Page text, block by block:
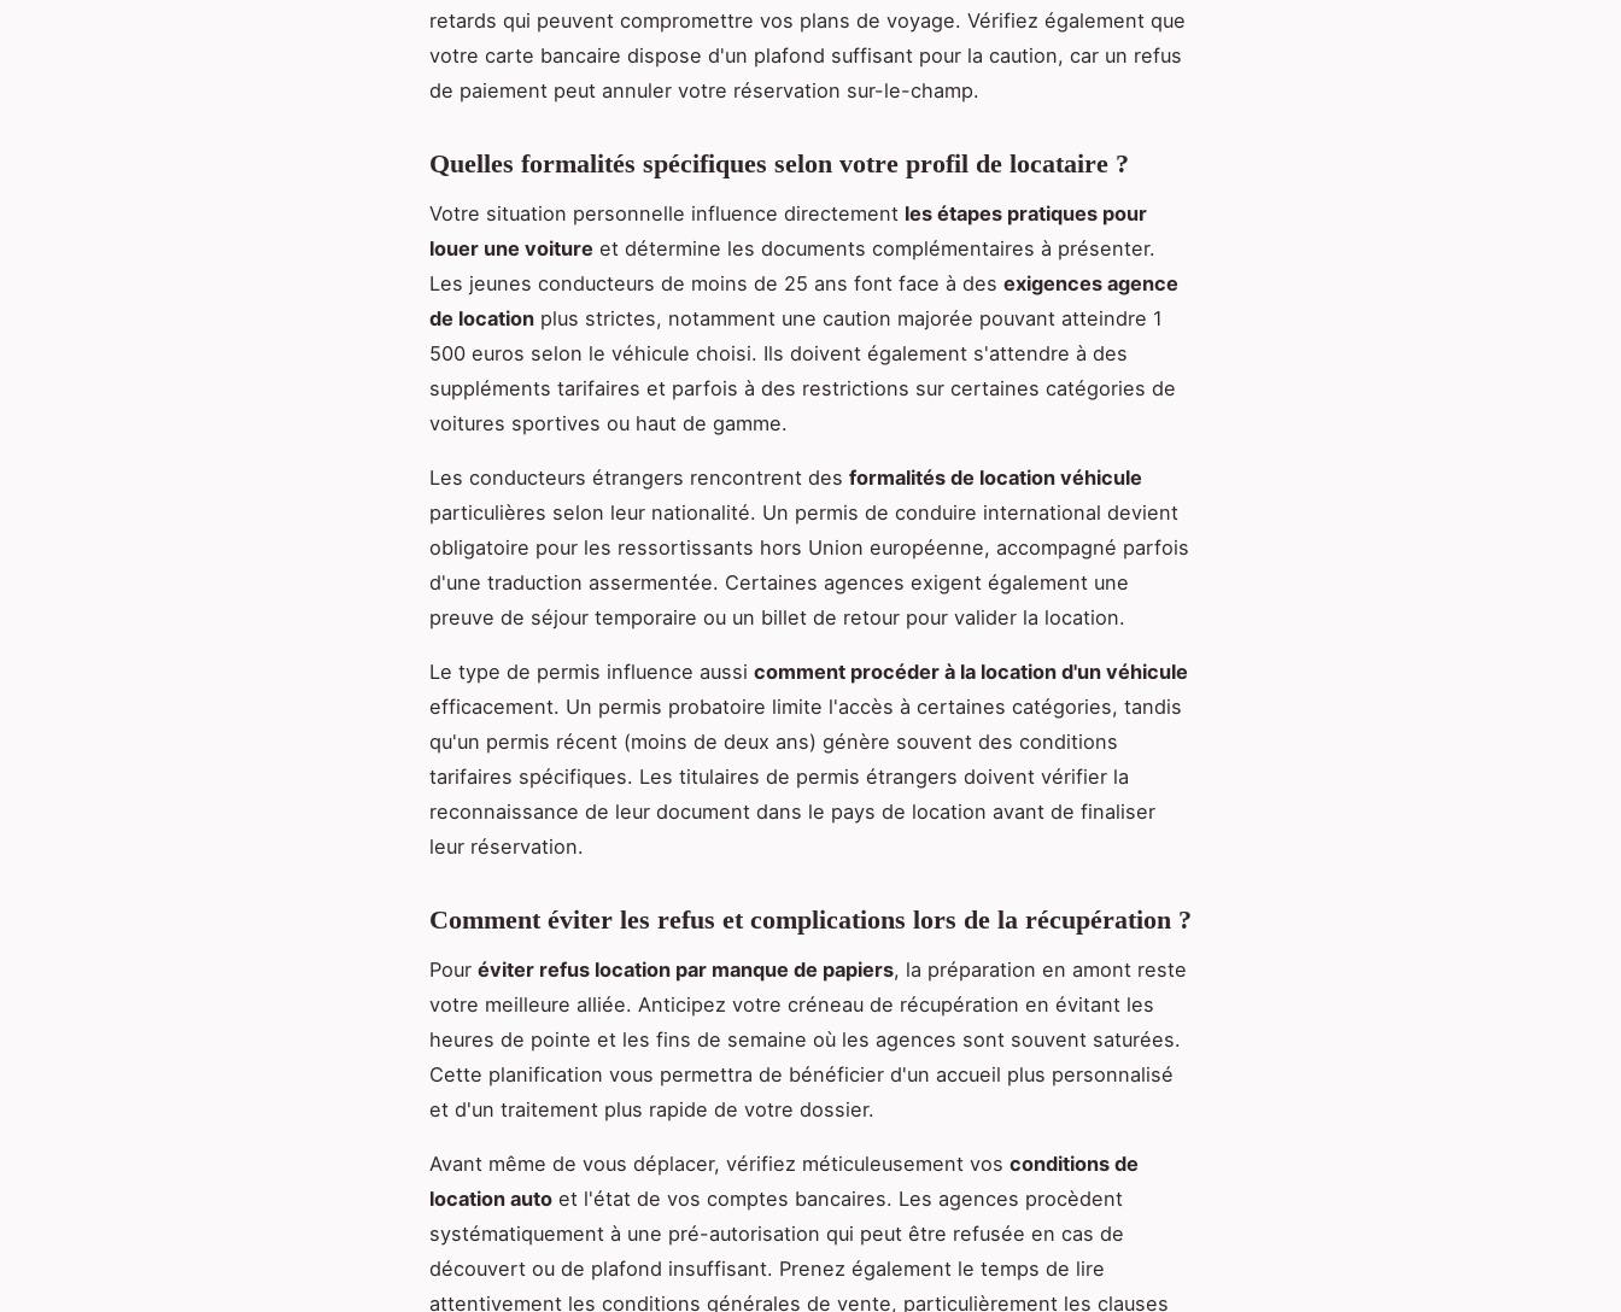
retards qui peuvent compromettre vos plans de voyage. Vérifiez également que
votre carte bancaire dispose d'un plafond suffisant pour la caution, car un refus
de paiement peut annuler votre réservation sur-le-champ.
Quelles formalités spécifiques selon votre profil de locataire ?
Votre situation personnelle influence directement les étapes pratiques pour
louer une voiture et détermine les documents complémentaires à présenter.
Les jeunes conducteurs de moins de 25 ans font face à des exigences agence
de location plus strictes, notamment une caution majorée pouvant atteindre 1
500 euros selon le véhicule choisi. Ils doivent également s'attendre à des
suppléments tarifaires et parfois à des restrictions sur certaines catégories de
voitures sportives ou haut de gamme.
Les conducteurs étrangers rencontrent des formalités de location véhicule
particulières selon leur nationalité. Un permis de conduire international devient
obligatoire pour les ressortissants hors Union européenne, accompagné parfois
d'une traduction assermentée. Certaines agences exigent également une
preuve de séjour temporaire ou un billet de retour pour valider la location.
Le type de permis influence aussi comment procéder à la location d'un véhicule
efficacement. Un permis probatoire limite l'accès à certaines catégories, tandis
qu'un permis récent (moins de deux ans) génère souvent des conditions
tarifaires spécifiques. Les titulaires de permis étrangers doivent vérifier la
reconnaissance de leur document dans le pays de location avant de finaliser
leur réservation.
Comment éviter les refus et complications lors de la récupération ?
Pour éviter refus location par manque de papiers, la préparation en amont reste
votre meilleure alliée. Anticipez votre créneau de récupération en évitant les
heures de pointe et les fins de semaine où les agences sont souvent saturées.
Cette planification vous permettra de bénéficier d'un accueil plus personnalisé
et d'un traitement plus rapide de votre dossier.
Avant même de vous déplacer, vérifiez méticuleusement vos conditions de
location auto et l'état de vos comptes bancaires. Les agences procèdent
systématiquement à une pré-autorisation qui peut être refusée en cas de
découvert ou de plafond insuffisant. Prenez également le temps de lire
attentivement les conditions générales de vente, particulièrement les clauses